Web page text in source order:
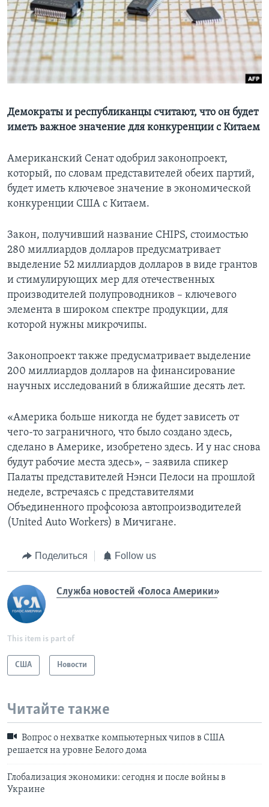
Learning English
СОЦИАЛЬНЫЕ СЕТИ
Языки
Демократы и республиканцы считают, что он будет
иметь важное значение для конкуренции с Китаем
Американский Сенат одобрил законопроект,
который, по словам представителей обеих партий,
будет иметь ключевое значение в экономической
конкуренции США с Китаем.
Закон, получивший название CHIPS, стоимостью
280 миллиардов долларов предусматривает
выделение 52 миллиардов долларов в виде грантов
и стимулирующих мер для отечественных
производителей полупроводников – ключевого
элемента в широком спектре продукции, для
которой нужны микрочипы.
Законопроект также предусматривает выделение
200 миллиардов долларов на финансирование
научных исследований в ближайшие десять лет.
«Америка больше никогда не будет зависеть от
чего-то заграничного, что было создано здесь,
сделано в Америке, изобретено здесь. И у нас снова
будут рабочие места здесь», – заявила спикер
Палаты представителей Нэнси Пелоси на прошлой
неделе, встречаясь с представителями
Объединенного профсоюза автопроизводителей
(United Auto Workers) в Мичигане.
Поделиться Follow us
Служба новостей «Голоса Америки»
This item is part of
США Новости
Читайте также
Вопрос о нехватке компьютерных чипов в США
решается на уровне Белого дома
Глобализация экономики: сегодня и после войны в
Украине